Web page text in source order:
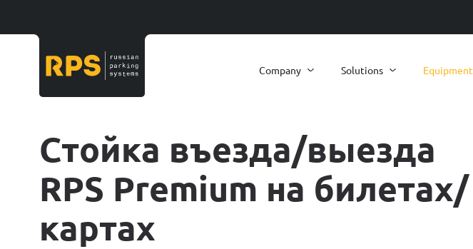
Company Solutions Equipment
Стойка въезда/выезда
RPS Premium на билетах/
картах